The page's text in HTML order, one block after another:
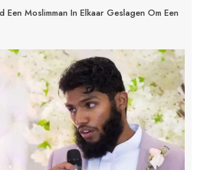
Een Moslimman In Elkaar Geslagen Om Een